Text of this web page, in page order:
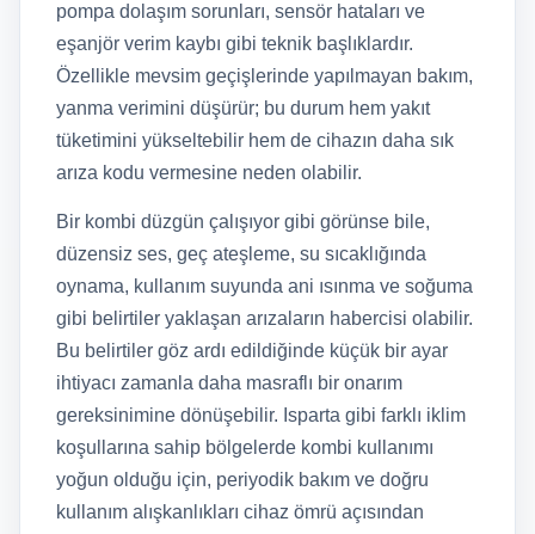
pompa dolaşım sorunları, sensör hataları ve
eşanjör verim kaybı gibi teknik başlıklardır.
Özellikle mevsim geçişlerinde yapılmayan bakım,
yanma verimini düşürür; bu durum hem yakıt
tüketimini yükseltebilir hem de cihazın daha sık
arıza kodu vermesine neden olabilir.
Bir kombi düzgün çalışıyor gibi görünse bile,
düzensiz ses, geç ateşleme, su sıcaklığında
oynama, kullanım suyunda ani ısınma ve soğuma
gibi belirtiler yaklaşan arızaların habercisi olabilir.
Bu belirtiler göz ardı edildiğinde küçük bir ayar
ihtiyacı zamanla daha masraflı bir onarım
gereksinimine dönüşebilir. Isparta gibi farklı iklim
koşullarına sahip bölgelerde kombi kullanımı
yoğun olduğu için, periyodik bakım ve doğru
kullanım alışkanlıkları cihaz ömrü açısından